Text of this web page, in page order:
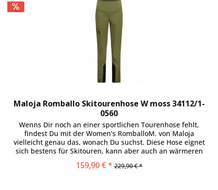
Maloja Romballo Skitourenhose W moss 34112/1-
0560
Wenns Dir noch an einer sportlichen Tourenhose fehlt,
findest Du mit der Women's RomballoM. von Maloja
vielleicht genau das, wonach Du suchst. Diese Hose eignet
sich bestens für Skitouren, kann aber auch an wärmeren
159,90 € * 229,90 € *